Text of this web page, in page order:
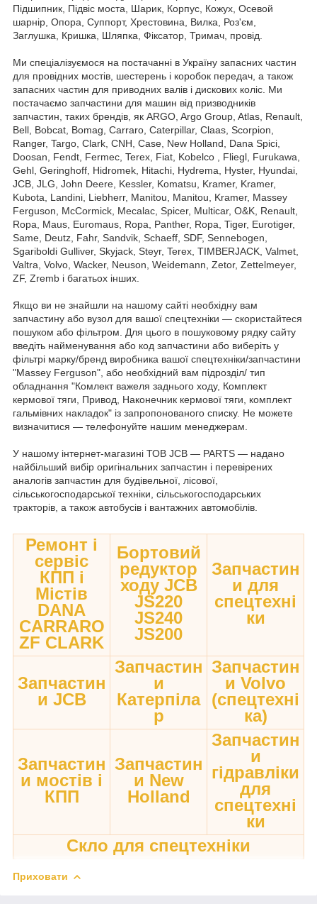
Підшипник, Підвіс моста, Шарик, Корпус, Кожух, Осевой
шарнір, Опора, Суппорт, Хрестовина, Вилка, Роз'єм,
Заглушка, Кришка, Шляпка, Фіксатор, Тримач, провід.
Ми спеціалізуємося на постачанні в Україну запасних частин
для провідних мостів, шестерень і коробок передач, а також
запасних частин для приводних валів і дискових коліс. Ми
постачаємо запчастини для машин від призводників
запчастин, таких брендів, як ARGO, Argo Group, Atlas, Renault,
Bell, Bobcat, Bomag, Carraro, Caterpillar, Claas, Scorpion,
Ranger, Targo, Clark, CNH, Case, New Holland, Dana Spici,
Doosan, Fendt, Fermec, Terex, Fiat, Kobelco , Fliegl, Furukawa,
Gehl, Geringhoff, Hidromek, Hitachi, Hydrema, Hyster, Hyundai,
JCB, JLG, John Deere, Kessler, Komatsu, Kramer, Kramer,
Kubota, Landini, Liebherr, Manitou, Manitou, Kramer, Massey
Ferguson, McCormick, Mecalac, Spicer, Multicar, O&K, Renault,
Ropa, Maus, Euromaus, Ropa, Panther, Ropa, Tiger, Eurotiger,
Same, Deutz, Fahr, Sandvik, Schaeff, SDF, Sennebogen,
Sgariboldi Gulliver, Skyjack, Steyr, Terex, TIMBERJACK, Valmet,
Valtra, Volvo, Wacker, Neuson, Weidemann, Zetor, Zettelmeyer,
ZF, Zremb і багатьох інших.
Якщо ви не знайшли на нашому сайті необхідну вам
запчастину або вузол для вашої спецтехніки — скористайтеся
пошуком або фільтром. Для цього в пошуковому рядку сайту
введіть найменування або код запчастини або виберіть у
фільтрі марку/бренд виробника вашої спецтехніки/запчастини
"Massey Ferguson", або необхідний вам підрозділ/ тип
обладнання "Комлект важеля заднього ходу, Комплект
кермової тяги, Привод, Наконечник кермової тяги, комплект
гальмівних накладок" із запропонованого списку. Не можете
визначитися — телефонуйте нашим менеджерам.
У нашому інтернет-магазині ТОВ JCB — PARTS — надано
найбільший вибір оригінальних запчастин і перевірених
аналогів запчастин для будівельної, лісової,
сільськогосподарської техніки, сільськогосподарських
тракторів, а також автобусів і вантажних автомобілів.
Ремонт і
сервіс
КПП і
Містів
DANA
CARRARO
ZF CLARK
Бортовий
редуктор
ходу JCB
JS220
JS240
JS200
Запчастин
и для
спецтехні
ки
Запчастин
и JCB
Запчастин
и
Катерпіла
р
Запчастин
и Volvo
(спецтехні
ка)
Запчастин
и мостів і
КПП
Запчастин
и New
Holland
Запчастин
и
гідравліки
для
спецтехні
ки
Скло для спецтехніки
Приховати